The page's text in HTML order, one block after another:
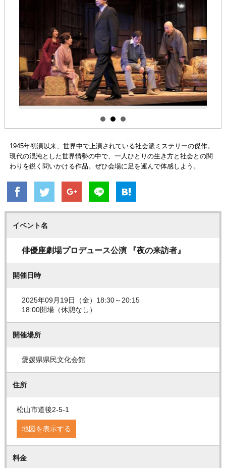
1945年初演以来、世界中で上演されている社会派ミステリーの傑作。
現代の混沌とした世界情勢の中で、一人ひとりの生き方と社会との関
わりを鋭く問いかける作品。ぜひ会場に足を運んで体感しよう。
イベント名
俳優座劇場プロデュース公演 『夜の来訪者』
開催日時
2025年09月19日（金）18:30～20:15
18:00開場（休憩なし）
開催場所
愛媛県県民文化会館
住所
松山市道後2-5-1
地図を表示する
料金